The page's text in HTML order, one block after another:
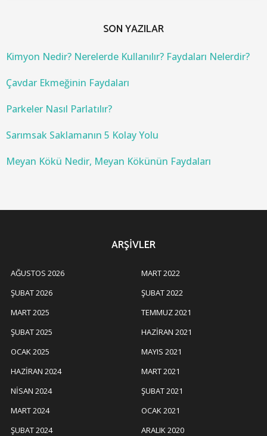
o
:
SON YAZILAR
Kimyon Nedir? Nerelerde Kullanılır? Faydaları Nelerdir?
Çavdar Ekmeğinin Faydaları
Parkeler Nasıl Parlatılır?
Sarımsak Saklamanın 5 Kolay Yolu
Meyan Kökü Nedir, Meyan Kökünün Faydaları
ARŞIVLER
AĞUSTOS 2026
ŞUBAT 2026
MART 2025
ŞUBAT 2025
OCAK 2025
HAZIRAN 2024
NISAN 2024
MART 2024
ŞUBAT 2024
MART 2022
ŞUBAT 2022
TEMMUZ 2021
HAZIRAN 2021
MAYIS 2021
MART 2021
ŞUBAT 2021
OCAK 2021
ARALIK 2020